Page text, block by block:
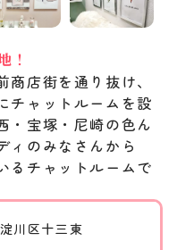
！
店街を通り抜け、
チャットルームを設
・宝塚・尼崎の色ん
ィのみなさんから
るチャットルームで
川区十三東